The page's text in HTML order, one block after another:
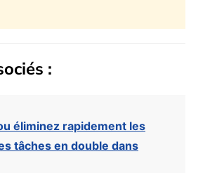
:
éliminez rapidement les
tâches en double dans